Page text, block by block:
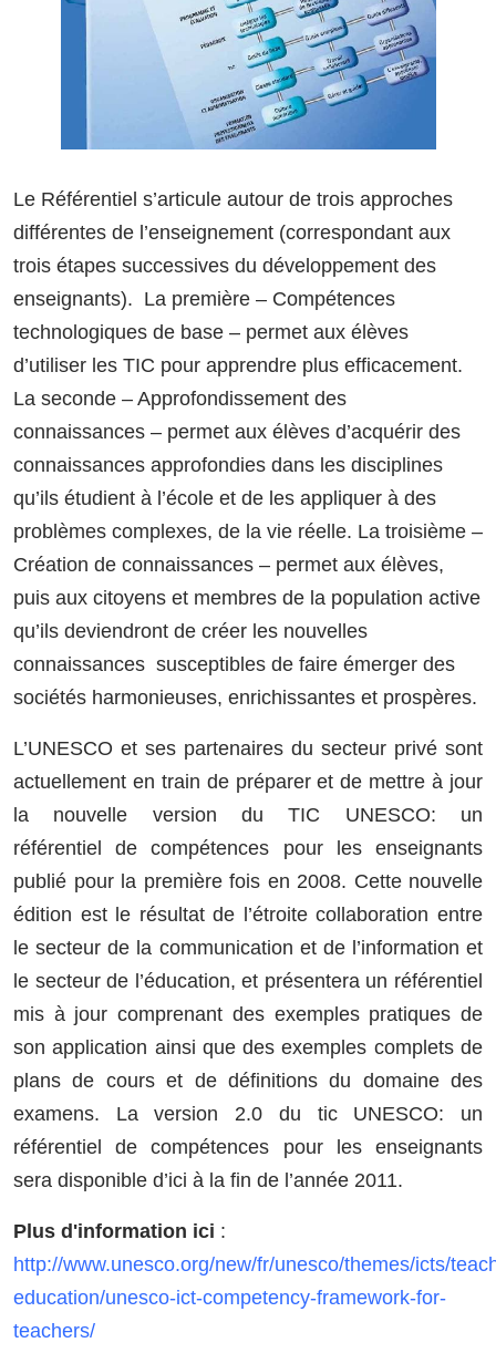
Le Référentiel s’articule autour de trois approches
différentes de l’enseignement (correspondant aux
trois étapes successives du développement des
enseignants). La première – Compétences
technologiques de base – permet aux élèves
d’utiliser les TIC pour apprendre plus efficacement.
La seconde – Approfondissement des
connaissances – permet aux élèves d’acquérir des
connaissances approfondies dans les disciplines
qu’ils étudient à l’école et de les appliquer à des
problèmes complexes, de la vie réelle. La troisième –
Création de connaissances – permet aux élèves,
puis aux citoyens et membres de la population active
qu’ils deviendront de créer les nouvelles
connaissances susceptibles de faire émerger des
sociétés harmonieuses, enrichissantes et prospères.
L’UNESCO et ses partenaires du secteur privé sont
actuellement en train de préparer et de mettre à jour
la nouvelle version du TIC UNESCO: un
référentiel de compétences pour les enseignants
publié pour la première fois en 2008. Cette nouvelle
édition est le résultat de l’étroite collaboration entre
le secteur de la communication et de l’information et
le secteur de l’éducation, et présentera un référentiel
mis à jour comprenant des exemples pratiques de
son application ainsi que des exemples complets de
plans de cours et de définitions du domaine des
examens. La version 2.0 du tic UNESCO: un
référentiel de compétences pour les enseignants
sera disponible d’ici à la fin de l’année 2011.
Plus d'information ici :
http://www.unesco.org/new/fr/unesco/themes/icts/
education/unesco-ict-competency-framework-for-
teachers/